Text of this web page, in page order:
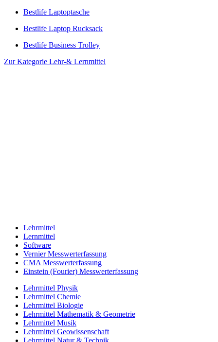
Bestlife Laptoptasche
Bestlife Laptop Rucksack
Bestlife Business Trolley
Zur Kategorie Lehr-& Lernmittel
Lehrmittel
Lernmittel
Software
Vernier Messwerterfassung
CMA Messwerterfassung
Einstein (Fourier) Messwerterfassung
Lehrmittel Physik
Lehrmittel Chemie
Lehrmittel Biologie
Lehrmittel Mathematik & Geometrie
Lehrmittel Musik
Lehrmittel Geowissenschaft
Lehrmittel Natur & Technik